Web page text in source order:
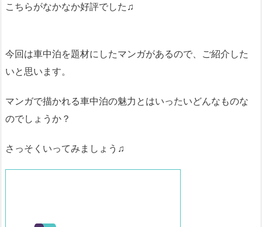
こちらがなかなか好評でした♫
今回は車中泊を題材にしたマンガがあるので、ご紹介した
いと思います。
マンガで描かれる車中泊の魅力とはいったいどんなものな
のでしょうか？
さっそくいってみましょう♫